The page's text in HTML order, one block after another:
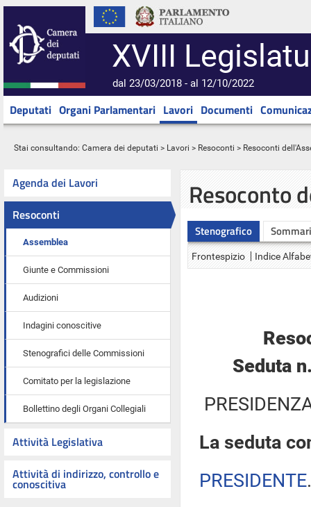
XVIII
dal 23/03/2018 - al 12/10/2022
Deputati Organi Parlamentari Lavori Documenti
Stai consultando: Camera dei deputati > Lavori > Resoconti > Resoconti
Agenda dei Lavori
Resoconti
Assemblea
Giunte e Commissioni
Audizioni
Indagini conoscitive
Stenografici delle Commissioni
Comitato per la legislazione
Bollettino degli Organi Collegiali
Attività Legislativa
Attività di indirizzo, controllo e
conoscitiva
Resoconto
Stenografico
Frontespizio Indice
Seduta
La seduta
PRESIDENTE